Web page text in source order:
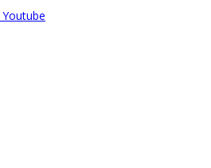
Youtube